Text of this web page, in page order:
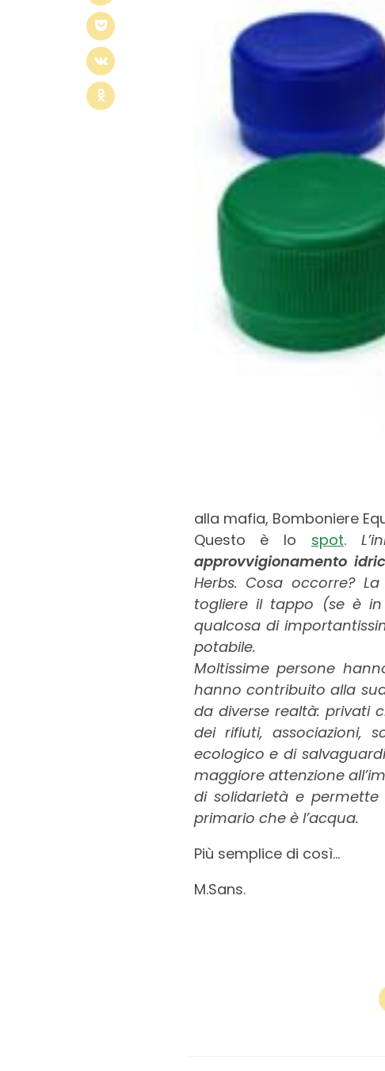
alla mafia, Bomboniere
Questo è lo spot.
approvvigionamento
Herbs. Cosa occorre?
togliere il tappo (se è in
qualcosa di
potabile.
Moltissime persone
hanno contribuito alla
da diverse realtà: privati
dei rifiuti, associazioni,
ecologico e di
maggiore attenzione
di solidarietà e
primario che è l’acqua.
Più semplice di così…
M.Sans.